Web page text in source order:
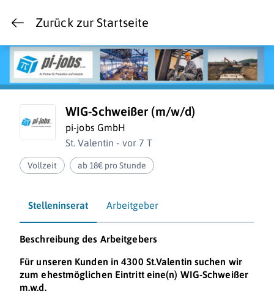
Zurück zur Startseite
WIG-Schweißer (m/w/d)
pi-jobs GmbH
St. Valentin - vor 7 T
Vollzeit ab 18€ pro Stunde
Stelleninserat Arbeitgeber
Beschreibung des Arbeitgebers
Für unseren Kunden in 4300 St.Valentin suchen wir
zum ehestmöglichen Eintritt eine(n) WIG-Schweißer
m.w.d.